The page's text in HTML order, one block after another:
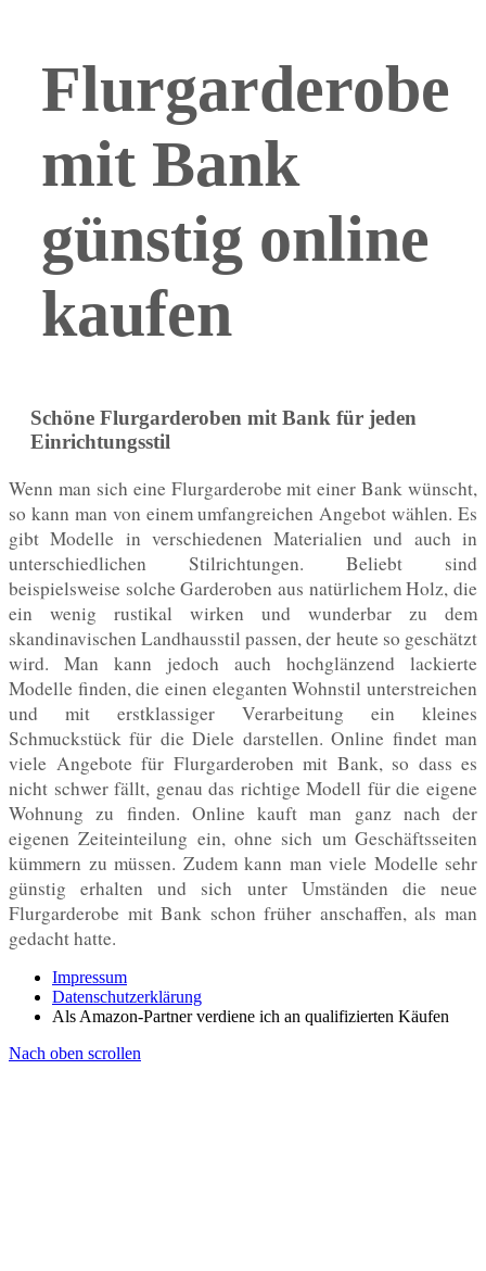
Flurgarderobe
mit Bank
günstig online
kaufen
Schöne Flurgarderoben mit Bank für jeden
Einrichtungsstil
Wenn man sich eine Flurgarderobe mit einer Bank wünscht,
so kann man von einem umfangreichen Angebot wählen. Es
gibt Modelle in verschiedenen Materialien und auch in
unterschiedlichen Stilrichtungen. Beliebt sind
beispielsweise solche Garderoben aus natürlichem Holz, die
ein wenig rustikal wirken und wunderbar zu dem
skandinavischen Landhausstil passen, der heute so geschätzt
wird. Man kann jedoch auch hochglänzend lackierte
Modelle finden, die einen eleganten Wohnstil unterstreichen
und mit erstklassiger Verarbeitung ein kleines
Schmuckstück für die Diele darstellen. Online findet man
viele Angebote für Flurgarderoben mit Bank, so dass es
nicht schwer fällt, genau das richtige Modell für die eigene
Wohnung zu finden. Online kauft man ganz nach der
eigenen Zeiteinteilung ein, ohne sich um Geschäftsseiten
kümmern zu müssen. Zudem kann man viele Modelle sehr
günstig erhalten und sich unter Umständen die neue
Flurgarderobe mit Bank schon früher anschaffen, als man
gedacht hatte.
Impressum
Datenschutzerklärung
Als Amazon-Partner verdiene ich an qualifizierten Käufen
Nach oben scrollen